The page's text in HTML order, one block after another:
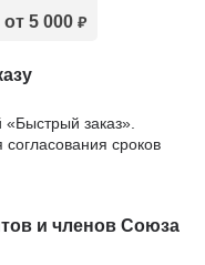
5 000 ₽
заказ».
сроков
и членов Союза